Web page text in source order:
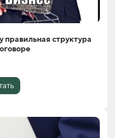
структура